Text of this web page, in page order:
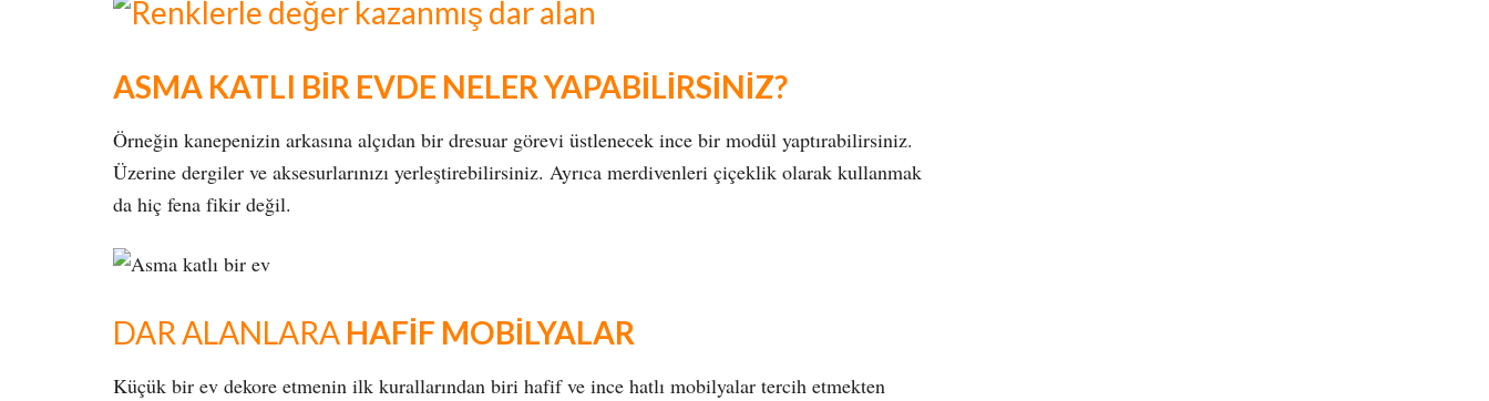
ASMA KATLI BİR EVDE NELER YAPABİLİRSİNİZ?
Örneğin kanepenizin arkasına alçıdan bir dresuar görevi üstlenecek ince bir modül yaptırabilirsiniz.
Üzerine dergiler ve aksesurlarınızı yerleştirebilirsiniz. Ayrıca merdivenleri çiçeklik olarak kullanmak
da hiç fena fikir değil.
DAR ALANLARA HAFİF MOBİLYALAR
Küçük bir ev dekore etmenin ilk kurallarından biri hafif ve ince hatlı mobilyalar tercih etmekten